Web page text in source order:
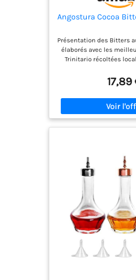
Angostura Cocoa
Présentation des Bitters
élaborés avec les
Trinitario récoltées
de plantes
nouvelle dimension de
quel cocktail Essayez
dans un cocktail
Espresso Martini ou
votre rhum, cognac
cadeau parfait pour
chocolat et l'apéritif
17,89